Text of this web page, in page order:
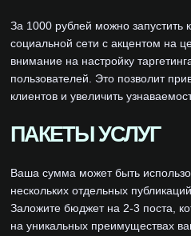
За 1000 рублей можно запустить
социальной сети с акцентом на
внимание на настройку
пользователей. Это позволит
клиентов и увеличить
ПАКЕТЫ УСЛУГ
Ваша сумма может быть
нескольких отдельных
Заложите бюджет на 2-3 поста,
на уникальных преимуществах